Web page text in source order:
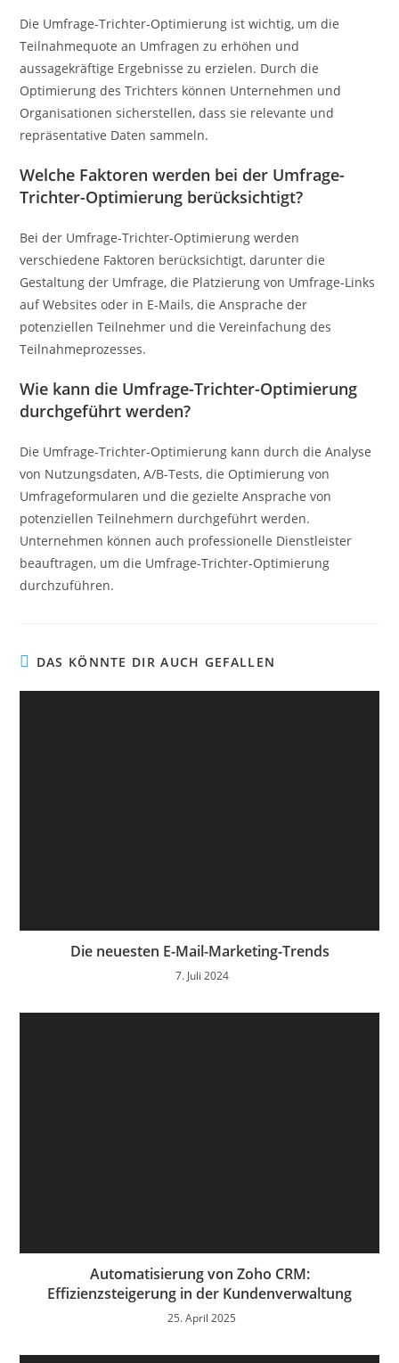
Die Umfrage-Trichter-Optimierung ist wichtig, um die
Teilnahmequote an Umfragen zu erhöhen und
aussagekräftige Ergebnisse zu erzielen. Durch die
Optimierung des Trichters können Unternehmen und
Organisationen sicherstellen, dass sie relevante und
repräsentative Daten sammeln.
Welche Faktoren werden bei der Umfrage-
Trichter-Optimierung berücksichtigt?
Bei der Umfrage-Trichter-Optimierung werden
verschiedene Faktoren berücksichtigt, darunter die
Gestaltung der Umfrage, die Platzierung von Umfrage-Links
auf Websites oder in E-Mails, die Ansprache der
potenziellen Teilnehmer und die Vereinfachung des
Teilnahmeprozesses.
Wie kann die Umfrage-Trichter-Optimierung
durchgeführt werden?
Die Umfrage-Trichter-Optimierung kann durch die Analyse
von Nutzungsdaten, A/B-Tests, die Optimierung von
Umfrageformularen und die gezielte Ansprache von
potenziellen Teilnehmern durchgeführt werden.
Unternehmen können auch professionelle Dienstleister
beauftragen, um die Umfrage-Trichter-Optimierung
durchzuführen.
DAS KÖNNTE DIR AUCH GEFALLEN
Die neuesten E-Mail-Marketing-Trends
7. Juli 2024
Automatisierung von Zoho CRM:
Effizienzsteigerung in der Kundenverwaltung
25. April 2025